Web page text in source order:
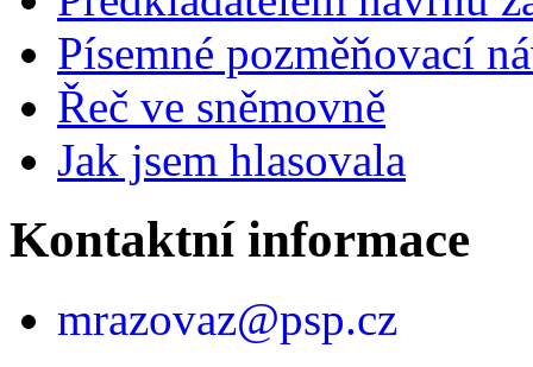
Písemné pozměňovací
Řeč ve sněmovně
Jak jsem hlasovala
Kontaktní informace
mrazovaz@psp.cz